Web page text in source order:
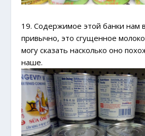
19. Содержимое этой банки нам
привычно, это сгущенное
могу сказать насколько оно
наше.